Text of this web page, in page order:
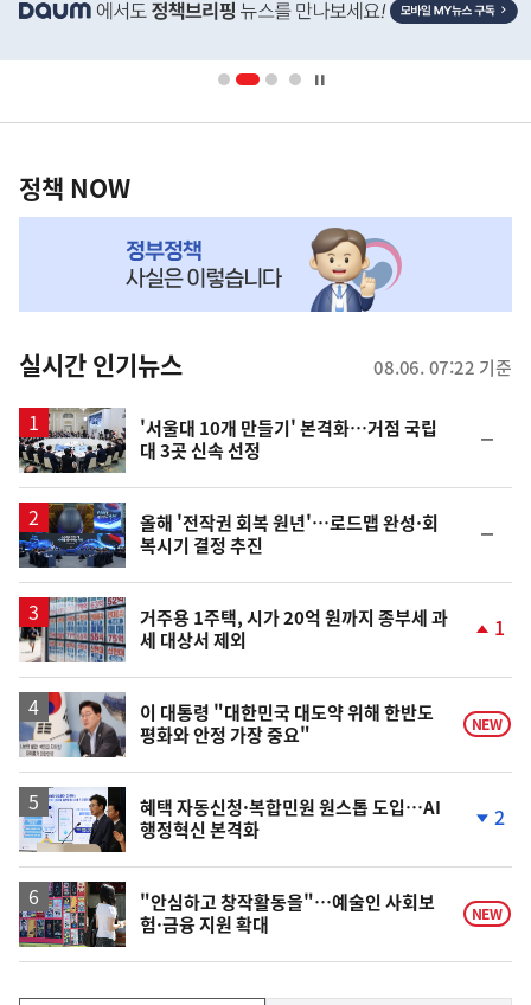
단
영
책
NOW,
뉴
스
정책 NOW
실시간 인기뉴스 08.06. 07:22 기준
'서울대 10개 만들기' 본격화…거점 국립
대 3곳 신속 선정
일
올해 '전작권 회복 원년'…로드맵 완성·회
복시기 결정 추진
일
거주용 1주택, 시가 20억 원까지 종부세 과
세 대상서 제외
상
승
1
이 대통령 "대한민국 대도약 위해 한반도
평화와 안정 가장 중요"
NEW
혜택 자동신청·복합민원 원스톱 도입…AI
행정혁신 본격화
하
락
2
"안심하고 창작활동을"…예술인 사회보
험·금융 지원 확대
NEW